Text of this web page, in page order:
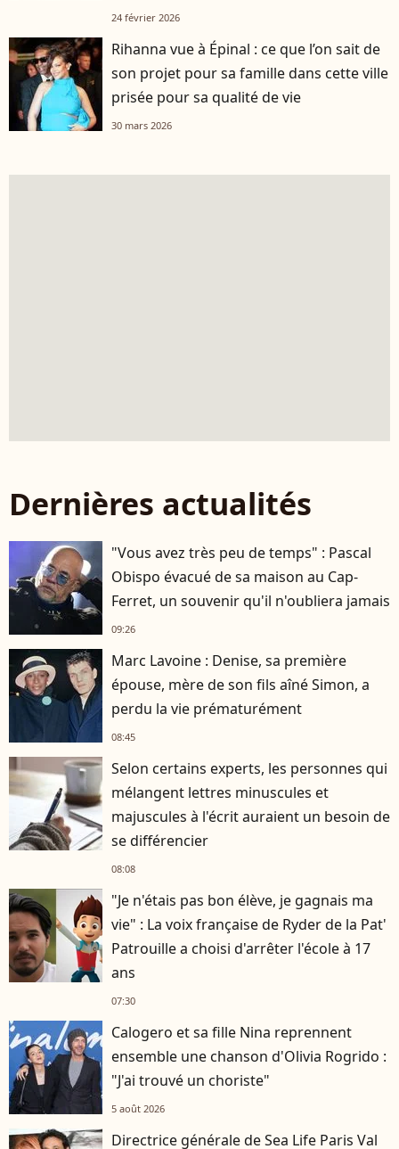
24 février 2026
Rihanna vue à Épinal : ce que l’on sait de
son projet pour sa famille dans cette ville
prisée pour sa qualité de vie
30 mars 2026
Dernières actualités
"Vous avez très peu de temps" : Pascal
Obispo évacué de sa maison au Cap-
Ferret, un souvenir qu'il n'oubliera jamais
09:26
Marc Lavoine : Denise, sa première
épouse, mère de son fils aîné Simon, a
perdu la vie prématurément
08:45
Selon certains experts, les personnes qui
mélangent lettres minuscules et
majuscules à l'écrit auraient un besoin de
se différencier
08:08
"Je n'étais pas bon élève, je gagnais ma
vie" : La voix française de Ryder de la Pat'
Patrouille a choisi d'arrêter l'école à 17
ans
07:30
Calogero et sa fille Nina reprennent
ensemble une chanson d'Olivia Rogrido :
"J'ai trouvé un choriste"
5 août 2026
Directrice générale de Sea Life Paris Val